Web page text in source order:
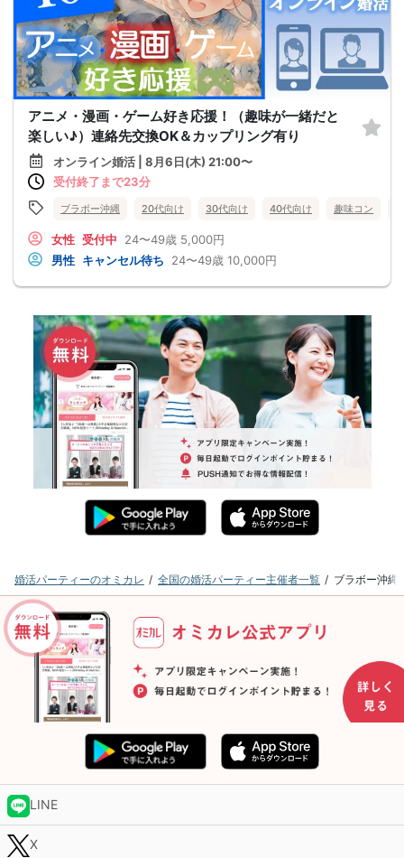
アニメ・漫画・ゲーム好き応援！（趣味が一緒だと
楽しい♪）連絡先交換OK＆カップリング有り
オンライン婚活 | 8月6日(木) 21:00〜
受付終了まで23分
ブラボー沖縄 20代向け 30代向け 40代向け 趣味コン
女性 受付中 24〜49歳 5,000円
男性 キャンセル待ち 24〜49歳 10,000円
婚活パーティーのオミカレ 全国の婚活パーティー主催者一覧 ブラボー沖縄
LINE
X